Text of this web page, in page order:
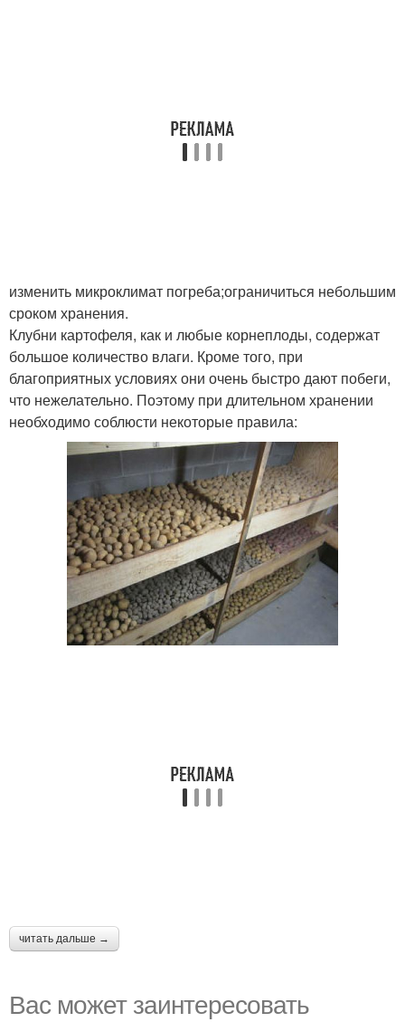
изменить микроклимат погреба;ограничиться небольшим
сроком хранения.
Клубни картофеля, как и любые корнеплоды, содержат
большое количество влаги. Кроме того, при
благоприятных условиях они очень быстро дают побеги,
что нежелательно. Поэтому при длительном хранении
необходимо соблюсти некоторые правила:
читать дальше →
Вас может заинтересовать